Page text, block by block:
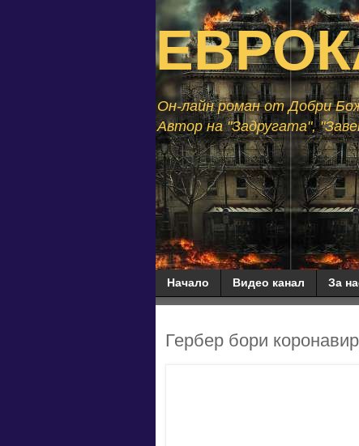
Он-лайн роман от Добри
Автор на "Задругата",
Начало Видео канал За
Гербер бори